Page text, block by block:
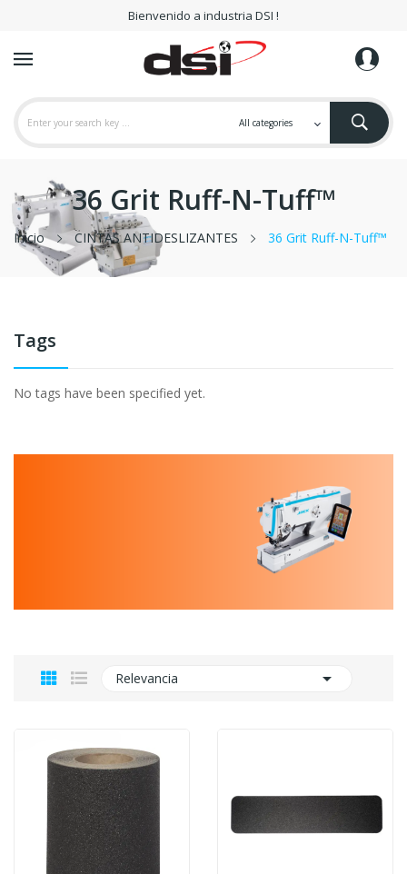
Bienvenido a industria DSI !
36 Grit Ruff-N-Tuff™
Inicio CINTAS ANTIDESLIZANTES 36 Grit Ruff-N-Tuff™
Tags
No tags have been specified yet.
Relevancia 